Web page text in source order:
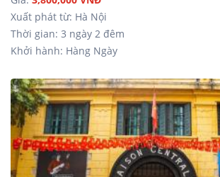
Xuất phát từ: Hà Nội
Thời gian: 3 ngày 2 đêm
Khởi hành: Hàng Ngày